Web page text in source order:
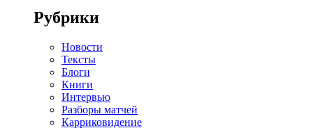
Рубрики
Новости
Тексты
Блоги
Книги
Интервью
Разборы матчей
Карриковидение